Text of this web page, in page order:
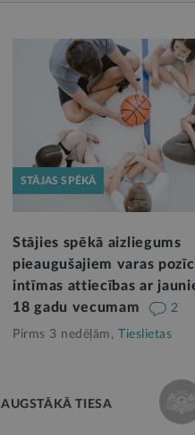
STĀJAS SPĒKĀ
Stājies spēkā aizliegums
pieaugušajiem varas
intīmas attiecības ar
18 gadu vecumam
2
Pirms 3 nedēļām, Tieslietas
AUGSTĀKĀ TIESA